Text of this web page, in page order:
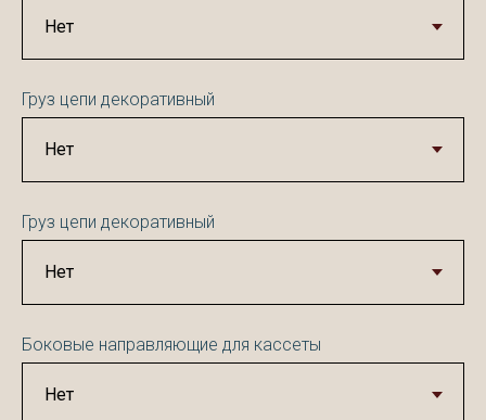
Груз цепи декоративный
Груз цепи декоративный
Боковые направляющие для кассеты